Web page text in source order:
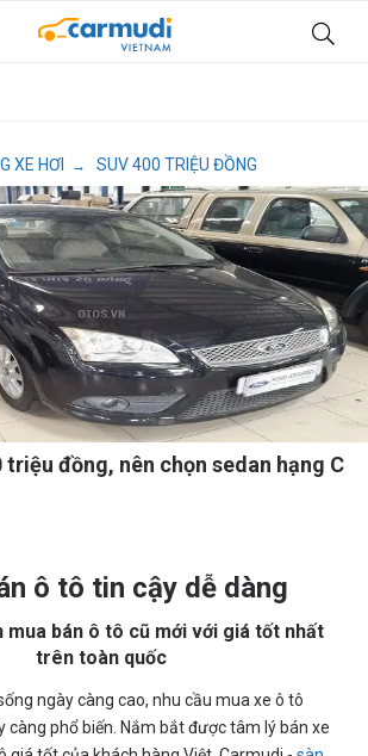
XE HƠI → SUV 400 TRIỆU ĐỒNG
triệu đồng, nên chọn sedan hạng C
ô tô tin cậy dễ dàng
mua bán ô tô cũ mới với giá tốt nhất
trên toàn quốc
ngày càng cao, nhu cầu mua xe ô tô
càng phổ biến. Nắm bắt được tâm lý bán xe